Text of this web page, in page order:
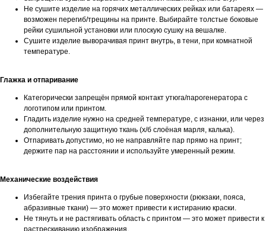
Не сушите изделие на горячих металлических рейках или батареях —
возможен перегиб/трещины на принте. Выбирайте толстые боковые
рейки сушильной установки или плоскую сушку на вешалке.
Сушите изделие выворачивая принт внутрь, в тени, при комнатной
температуре.
Глажка и отпаривание
Категорически запрещён прямой контакт утюга/парогенератора с
логотипом или принтом.
Гладить изделие нужно на средней температуре, с изнанки, или через
дополнительную защитную ткань (х/б слоёная марля, калька).
Отпаривать допустимо, но не направляйте пар прямо на принт;
держите пар на расстоянии и используйте умеренный режим.
Механические воздействия
Избегайте трения принта о грубые поверхности (рюкзаки, пояса,
абразивные ткани) — это может привести к истиранию краски.
Не тянуть и не растягивать область с принтом — это может привести к